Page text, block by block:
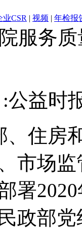
业CSR | 视频 | 年检报
服务
:公益时
、住房
市场
署
政部